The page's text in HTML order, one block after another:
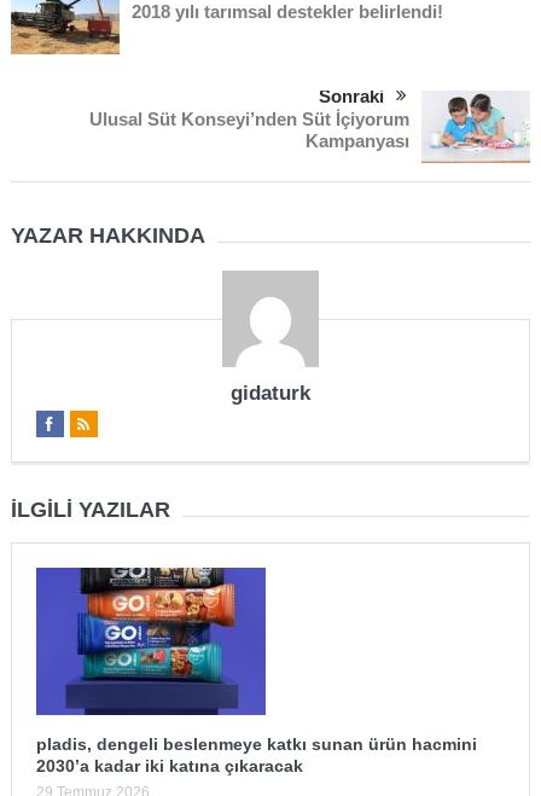
2018 yılı tarımsal destekler belirlendi!
Sonraki
Ulusal Süt Konseyi’nden Süt İçiyorum
Kampanyası
YAZAR HAKKINDA
gidaturk
İLGILI YAZILAR
pladis, dengeli beslenmeye katkı sunan ürün hacmini
2030’a kadar iki katına çıkaracak